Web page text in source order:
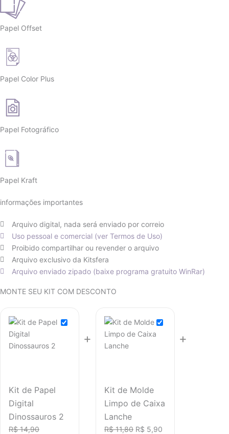
Papel Offset
Papel Color Plus
Papel Fotográfico
Papel Kraft
informações importantes
Arquivo digital, nada será enviado por correio
Uso pessoal e comercial (ver Termos de Uso)
Proibido compartilhar ou revender o arquivo
Arquivo exclusivo da Kitsfera
Arquivo enviado zipado (baixe programa gratuito WinRar)
MONTE SEU KIT COM DESCONTO
Kit de Papel
Digital
Dinossauros 2
R$14,90
O
era:
O
é:
+
Kit de Molde
Limpo de Caixa
Lanche
R$11,80
era:
R$ 11,80.
R$ 5,90
é:
R$ 5,90.
+
O
era:
O
é:
R$ 7,45.